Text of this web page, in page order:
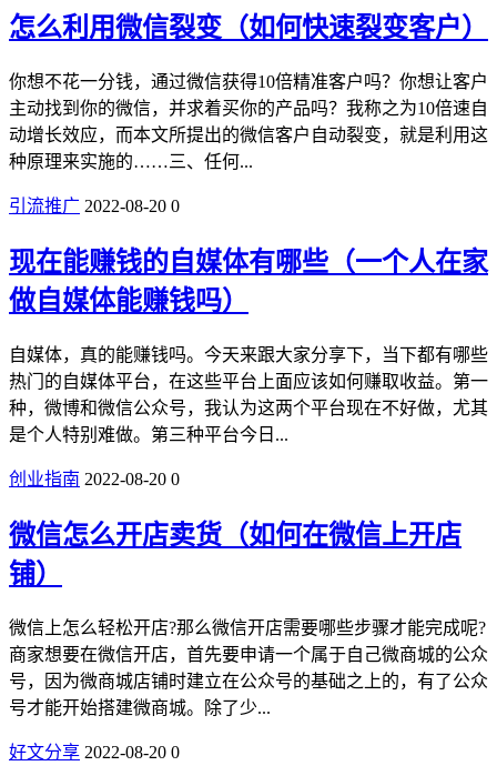
怎么利用微信裂变（如何快速裂变客户）
你想不花一分钱，通过微信获得10倍精准客户吗？你想让客户
主动找到你的微信，并求着买你的产品吗？我称之为10倍速自
动增长效应，而本文所提出的微信客户自动裂变，就是利用这
种原理来实施的……三、任何...
引流推广 2022-08-20 0
现在能赚钱的自媒体有哪些（一个人在家
做自媒体能赚钱吗）
自媒体，真的能赚钱吗。今天来跟大家分享下，当下都有哪些
热门的自媒体平台，在这些平台上面应该如何赚取收益。第一
种，微博和微信公众号，我认为这两个平台现在不好做，尤其
是个人特别难做。第三种平台今日...
创业指南 2022-08-20 0
微信怎么开店卖货（如何在微信上开店
铺）
微信上怎么轻松开店?那么微信开店需要哪些步骤才能完成呢?
商家想要在微信开店，首先要申请一个属于自己微商城的公众
号，因为微商城店铺时建立在公众号的基础之上的，有了公众
号才能开始搭建微商城。除了少...
好文分享 2022-08-20 0